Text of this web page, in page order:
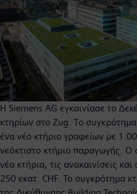
Η Siemens AG εγκαινίασε τo
κτηρίων στο Zug. Tο
ένα νέο κτήριο γραφείων με
νεόκτιστο κτήριο παραγωγής. Ο
νέα κτήρια, τις ανακαινίσεις
250 εκατ. CHF. Το συγκρότημα